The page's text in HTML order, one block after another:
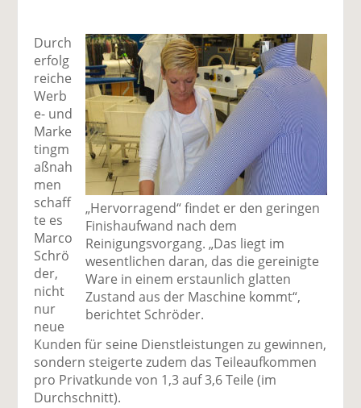
„Hervorragend“ findet er den geringen
Finishaufwand nach dem
Reinigungsvorgang. „Das liegt im
wesentlichen daran, das die gereinigte
Ware in einem erstaunlich glatten
Zustand aus der Maschine kommt“,
berichtet Schröder.
Durch
erfolg
reiche
Werb
e- und
Marke
tingm
aßnah
men
schaff
te es
Marco
Schrö
der,
nicht
nur
neue
Kunden für seine Dienstleistungen zu gewinnen,
sondern steigerte zudem das Teileaufkommen
pro Privatkunde von 1,3 auf 3,6 Teile (im
Durchschnitt).